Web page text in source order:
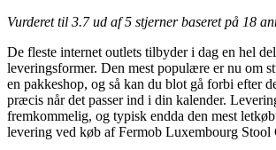
Vurderet til 3.7ud af 5 stjerner baseret på 18
De fleste internet outlets tilbyder i dag en hel
leveringsformer. Den mest populære er nu om
en pakkeshop, og så kan du blot gå forbi efter
præcis når det passer ind i din kalender.
fremkommelig, og typisk endda den mest
levering ved køb af Fermob Luxembourg Stool